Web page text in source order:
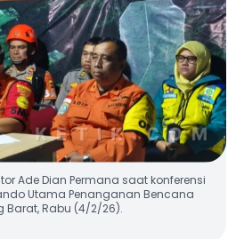
Ade Dian Permana saat konferensi
Utama Penanganan Bencana
Barat, Rabu (4/2/26).